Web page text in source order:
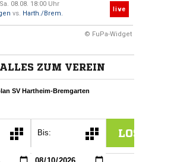
08.08. 18:00 Uhr
vs. Harth./Brem.
live
© FuPa-Widget